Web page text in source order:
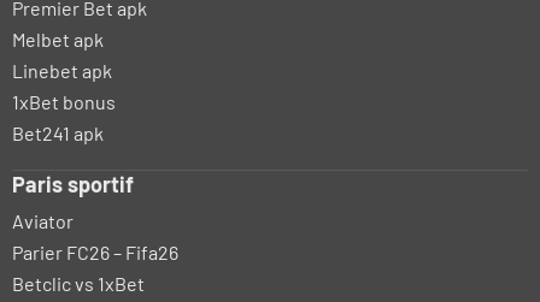
Premier Bet apk
Melbet apk
Linebet apk
1xBet bonus
Bet241 apk
Paris sportif
Aviator
Parier FC26 – Fifa26
Betclic vs 1xBet